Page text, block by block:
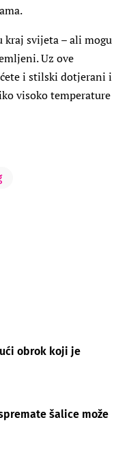
kraj svijeta – ali mogu
Uz ove
i stilski dotjerani i
visoko temperature
obrok koji je
šalice može